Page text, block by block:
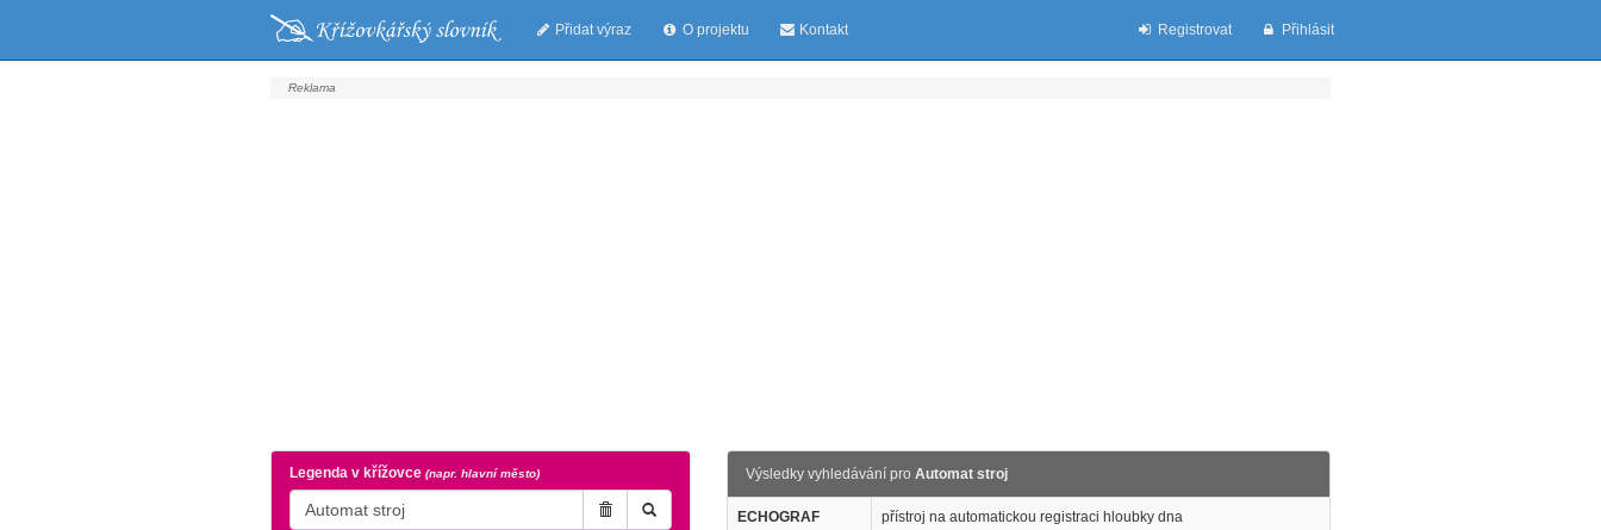
Přidat výraz O projektu Kontakt Registrovat Přihlásit
Legenda v křížovce (napr. hlavní město) Výsledky vyhledávání proAutomat stroj
ECHOGRAF přístroj na automatickou registraci hloubky dna